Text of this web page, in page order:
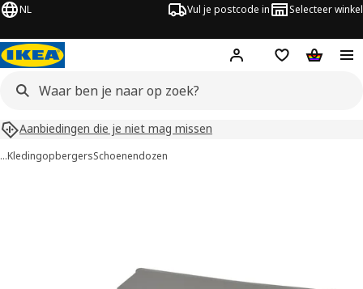
NL Vul je postcode in Selecteer winkel
Hej! Log in
Aanbiedingen die je niet mag missen
…KledingopbergersSchoenendozen